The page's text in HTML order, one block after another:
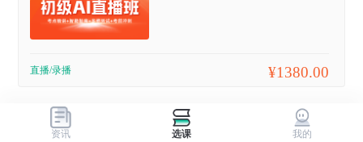
直播/录播 ¥1380.00
资讯 选课 我的